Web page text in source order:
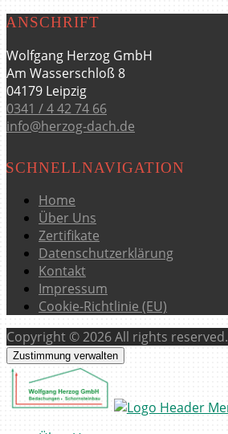
ANSCHRIFT
Wolfgang Herzog GmbH
Am Wasserschloß 8
04179 Leipzig
0341 / 4 42 74 66
info@herzog-dach.de
SCHNELLNAVIGATION
Home
Über Uns
Zertifikate
Datenschutzerklärung
Kontakt
Impressum
Cookie-Richtlinie (EU)
Copyright © 2026 All rights reserved.
Zustimmung verwalten